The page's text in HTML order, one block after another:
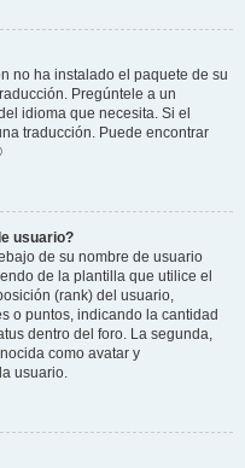
no ha instalado el paquete de su
Pregúntele a un
idioma que necesita. Si el
traducción. Puede encontrar
usuario?
de su nombre de usuario
de la plantilla que utilice el
(rank) del usuario,
o puntos, indicando la cantidad
dentro del foro. La segunda,
como avatar y
usuario.